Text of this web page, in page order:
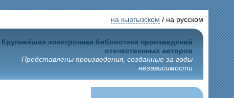
на кыргызском / на русском
Крупнейшая электронная библиотека произведений
отечественных авторов
Представлены произведения, созданные за годы
независимости